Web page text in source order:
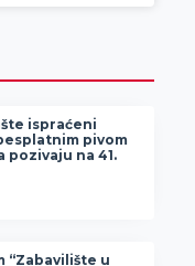
ispraćeni
pivom
pozivaju na 41.
“Zabavilište u